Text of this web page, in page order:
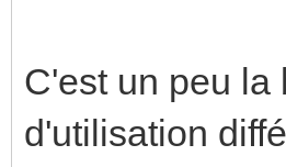
C'est un peu la
d'utilisation